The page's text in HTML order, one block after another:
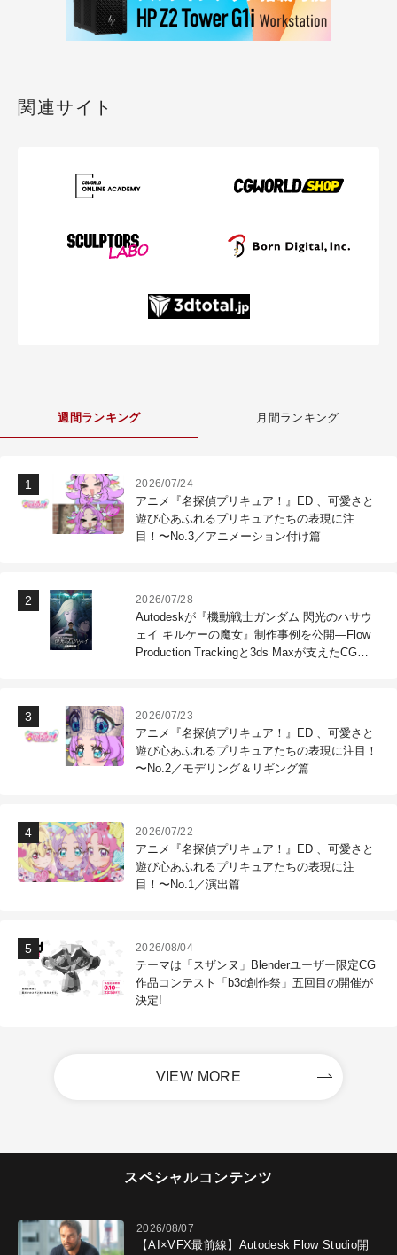
関連サイト
週間ランキング 月間ランキング
2026/07/24
アニメ『名探偵プリキュア！』ED 、可愛さと
遊び心あふれるプリキュアたちの表現に注
目！〜No.3／アニメーション付け篇
2026/07/28
Autodeskが『機動戦士ガンダム 閃光のハサウ
ェイ キルケーの魔女』制作事例を公開―Flow
Production Trackingと3ds Maxが支えたCG制
2026/07/23
アニメ『名探偵プリキュア！』ED 、可愛さと
遊び心あふれるプリキュアたちの表現に注目！
〜No.2／モデリング＆リギング篇
2026/07/22
アニメ『名探偵プリキュア！』ED 、可愛さと
遊び心あふれるプリキュアたちの表現に注
目！〜No.1／演出篇
2026/08/04
テーマは「スザンヌ」Blenderユーザー限定CG
作品コンテスト「b3d創作祭」五回目の開催が
決定!
VIEW MORE
スペシャルコンテンツ
2026/08/07
【AI×VFX最前線】Autodesk Flow Studio開